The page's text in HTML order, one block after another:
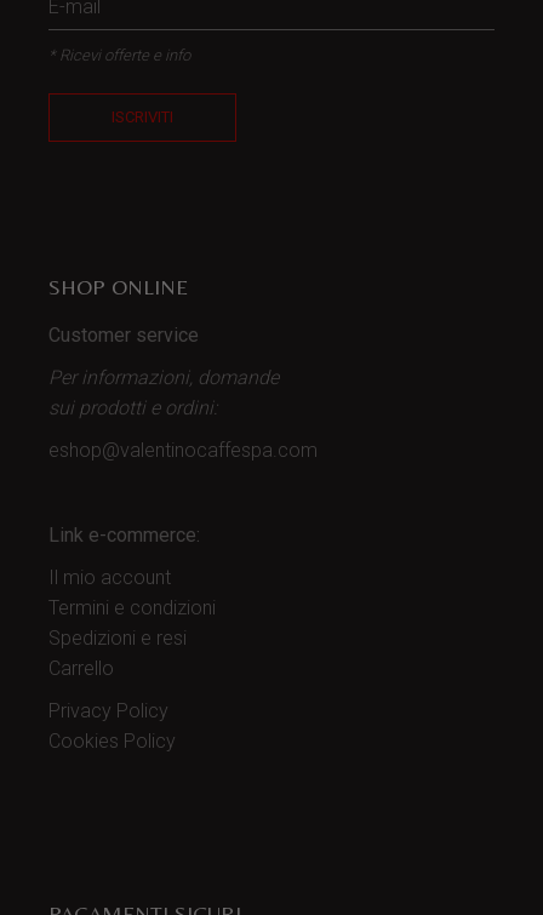
* Ricevi offerte e info
ISCRIVITI
SHOP ONLINE
Customer service
Per informazioni, domande
sui prodotti e ordini:
eshop@valentinocaffespa.com
Link e-commerce:
Il mio account
Termini e condizioni
Spedizioni e resi
Carrello
Privacy Policy
Cookies Policy